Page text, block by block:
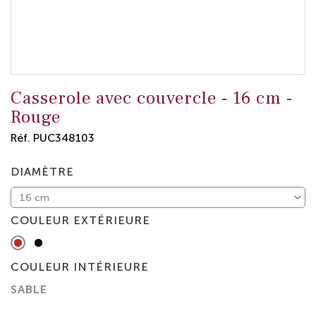
Casserole avec couvercle - 16 cm -
Rouge
Réf. PUC348103
DIAMÈTRE
COULEUR EXTÉRIEURE
RougeNoir
COULEUR INTÉRIEURE
SABLE